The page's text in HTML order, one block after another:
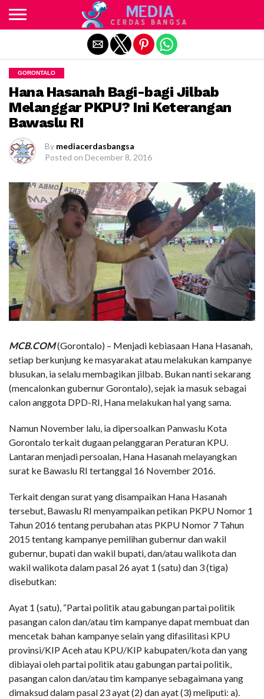
GORONTALO
Hana Hasanah Bagi-bagi Jilbab
Melanggar PKPU? Ini Keterangan
Bawaslu RI
By mediacerdasbangsa
Posted on December 8, 2016
MCB.COM(Gorontalo) – Menjadi kebiasaan Hana Hasanah,
setiap berkunjung ke masyarakat atau melakukan kampanye
blusukan, ia selalu membagikan jilbab. Bukan nanti sekarang
(mencalonkan gubernur Gorontalo), sejak ia masuk sebagai
calon anggota DPD-RI, Hana melakukan hal yang sama.
Namun November lalu, ia dipersoalkan Panwaslu Kota
Gorontalo terkait dugaan pelanggaran Peraturan KPU.
Lantaran menjadi persoalan, Hana Hasanah melayangkan
surat ke Bawaslu RI tertanggal 16 November 2016.
Terkait dengan surat yang disampaikan Hana Hasanah
tersebut, Bawaslu RI menyampaikan petikan PKPU Nomor 1
Tahun 2016 tentang perubahan atas PKPU Nomor 7 Tahun
2015 tentang kampanye pemilihan gubernur dan wakil
gubernur, bupati dan wakil bupati, dan/atau walikota dan
wakil walikota dalam pasal 26 ayat 1 (satu) dan 3 (tiga)
disebutkan:
Ayat 1 (satu), “Partai politik atau gabungan partai politik
pasangan calon dan/atau tim kampanye dapat membuat dan
mencetak bahan kampanye selain yang difasilitasi KPU
provinsi/KIP Aceh atau KPU/KIP kabupaten/kota dan yang
dibiayai oleh partai politik atau gabungan partai politik,
pasangan calon dan/atau tim kampanye sebagaimana yang
dimaksud dalam pasal 23 ayat (2) dan ayat (3) meliputi: a).
Exit mobile version